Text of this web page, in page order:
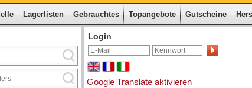
Lagerlisten Gebrauchtes Topangebote Gutscheine
Login
Google Translate aktivieren